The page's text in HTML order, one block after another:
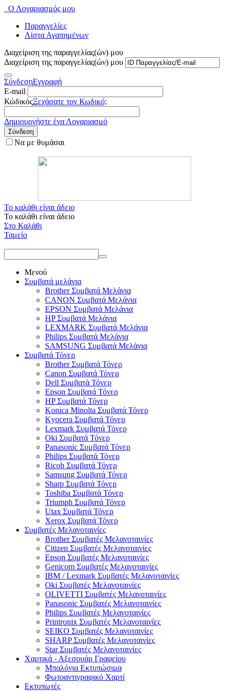
Ο Λογαριασμός μου
Παραγγελίες
Λίστα Αγαπημένων
Διαχείριση της παραγγελίας(ών) μου
Διαχείριση της παραγγελίας(ών) μου
ΣύνδεσηΕγγραφή
E-mail
ΚώδικόςΞεχάσατε τον Κωδικό;
Δημιουργήστε ένα Λογαριασμό
Σύνδεση
Να με θυμάσαι
Το καλάθι είναι άδειο
Το καλάθι είναι άδειο
Στο Καλάθι
Ταμείο
Μενού
Συμβατά μελάνια
Brother Συμβατά Μελάνια
CANON Συμβατά Μελάνια
EPSON Συμβατά Μελάνια
HP Συμβατά Μελάνια
LEXMARK Συμβατά Μελάνια
Philips Συμβατά Μελάνια
SAMSUNG Συμβατά Μελάνια
Συμβατά Τόνερ
Brother Συμβατά Τόνερ
Canon Συμβατά Τόνερ
Dell Συμβατά Τόνερ
Epson Συμβατά Τόνερ
HP Συμβατά Τόνερ
Konica Minolta Συμβατά Τόνερ
Kyocera Συμβατά Τόνερ
Lexmark Συμβατά Τόνερ
Oki Συμβατά Τόνερ
Panasonic Συμβατά Τόνερ
Philips Συμβατά Τόνερ
Ricoh Συμβατά Τόνερ
Samsung Συμβατά Τόνερ
Sharp Συμβατά Τόνερ
Toshiba Συμβατά Τόνερ
Triumph Συμβατά Τόνερ
Utax Συμβατά Τόνερ
Xerox Συμβατά Τόνερ
Συμβατές Μελανοταινίες
Brother Συμβατές Μελανοταινίες
Citizen Συμβατές Μελανοταινίες
Epson Συμβατές Μελανοταινίες
Genicom Συμβατές Μελανοταινίες
IBM / Lexmark Συμβατές Μελανοταινίες
Oki Συμβατές Μελανοταινίες
OLIVETTI Συμβατές Μελανοταινίες
Panasonic Συμβατές Μελανοταινίες
Philips Συμβατές Μελανοταινίες
Printronix Συμβατές Μελανοταινίες
SEIKO Συμβατές Μελανοταινίες
SHARP Συμβατές Μελανοταινίες
Star Συμβατές Μελανοταινίες
Χαρτικά - Αξεσουάρ Γραφείου
Μπαλόνια Εκτυπώσιμα
Φωτοαντιγραφικό Χαρτί
Εκτυπωτές